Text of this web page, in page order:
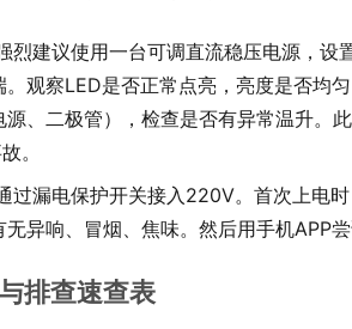
烈建议使用一台可调直流稳压电源，设
。观察LED是否正常点亮，亮度是否均
源、二极管），检查是否有异常温升。
。
过漏电保护开关接入220V。首次上电
无异响、冒烟、焦味。然后用手机APP
排查速查表